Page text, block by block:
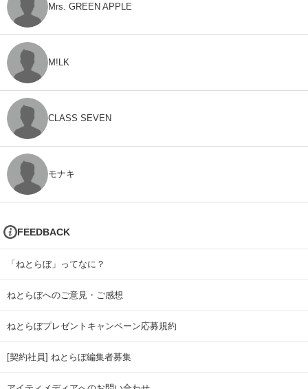
Mrs. GREEN APPLE
M!LK
CLASS SEVEN
モナキ
FEEDBACK
「ねとらぼ」ってなに？
ねとらぼへのご意見・ご感想
ねとらぼプレゼントキャンペーン応募規約
[契約社員] ねとらぼ編集者募集